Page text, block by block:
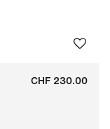
CHF 230.00